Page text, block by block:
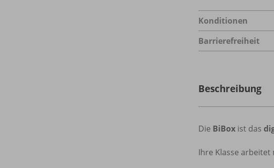
Konditionen
Barrierefreiheit
Beschreibung
Die BiBox ist das
Ihre Klasse arbeitet